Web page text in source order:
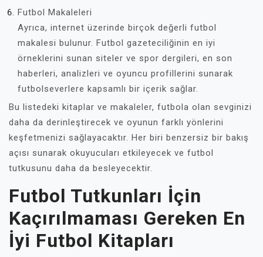
Futbol Makaleleri
Ayrıca, internet üzerinde birçok değerli futbol
makalesi bulunur. Futbol gazeteciliğinin en iyi
örneklerini sunan siteler ve spor dergileri, en son
haberleri, analizleri ve oyuncu profillerini sunarak
futbolseverlere kapsamlı bir içerik sağlar.
Bu listedeki kitaplar ve makaleler, futbola olan sevginizi
daha da derinleştirecek ve oyunun farklı yönlerini
keşfetmenizi sağlayacaktır. Her biri benzersiz bir bakış
açısı sunarak okuyucuları etkileyecek ve futbol
tutkusunu daha da besleyecektir.
Futbol Tutkunları İçin
Kaçırılmaması Gereken En
İyi Futbol Kitapları